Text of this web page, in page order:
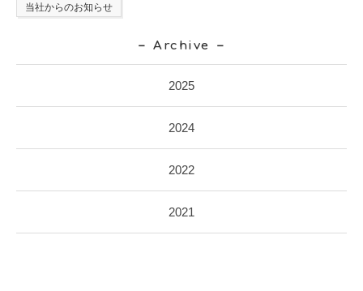
当社からのお知らせ
Archive
2025
2024
2022
2021